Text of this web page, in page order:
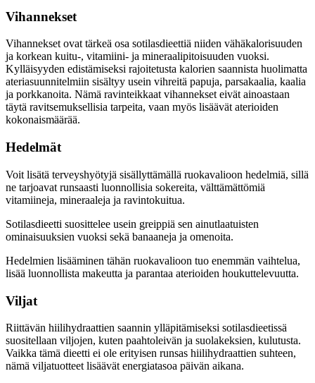
Vihannekset
Vihannekset ovat tärkeä osa sotilasdieettiä niiden vähäkalorisuuden
ja korkean kuitu-, vitamiini- ja mineraalipitoisuuden vuoksi.
Kylläisyyden edistämiseksi rajoitetusta kalorien saannista huolimatta
ateriasuunnitelmiin sisältyy usein vihreitä papuja, parsakaalia, kaalia
ja porkkanoita. Nämä ravinteikkaat vihannekset eivät ainoastaan
täytä ravitsemuksellisia tarpeita, vaan myös lisäävät aterioiden
kokonaismäärää.
Hedelmät
Voit lisätä terveyshyötyjä sisällyttämällä ruokavalioon hedelmiä, sillä
ne tarjoavat runsaasti luonnollisia sokereita, välttämättömiä
vitamiineja, mineraaleja ja ravintokuitua.
Sotilasdieetti suosittelee usein greippiä sen ainutlaatuisten
ominaisuuksien vuoksi sekä banaaneja ja omenoita.
Hedelmien lisääminen tähän ruokavalioon tuo enemmän vaihtelua,
lisää luonnollista makeutta ja parantaa aterioiden houkuttelevuutta.
Viljat
Riittävän hiilihydraattien saannin ylläpitämiseksi sotilasdieetissä
suositellaan viljojen, kuten paahtoleivän ja suolakeksien, kulutusta.
Vaikka tämä dieetti ei ole erityisen runsas hiilihydraattien suhteen,
nämä viljatuotteet lisäävät energiatasoa päivän aikana.